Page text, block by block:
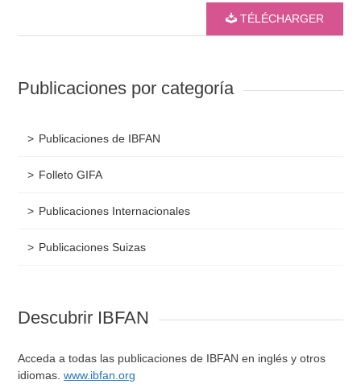
TÉLÉCHARGER
Publicaciones por categoría
Publicaciones de IBFAN
Folleto GIFA
Publicaciones Internacionales
Publicaciones Suizas
Descubrir IBFAN
Acceda a todas las publicaciones de IBFAN en inglés y otros
idiomas.www.ibfan.org